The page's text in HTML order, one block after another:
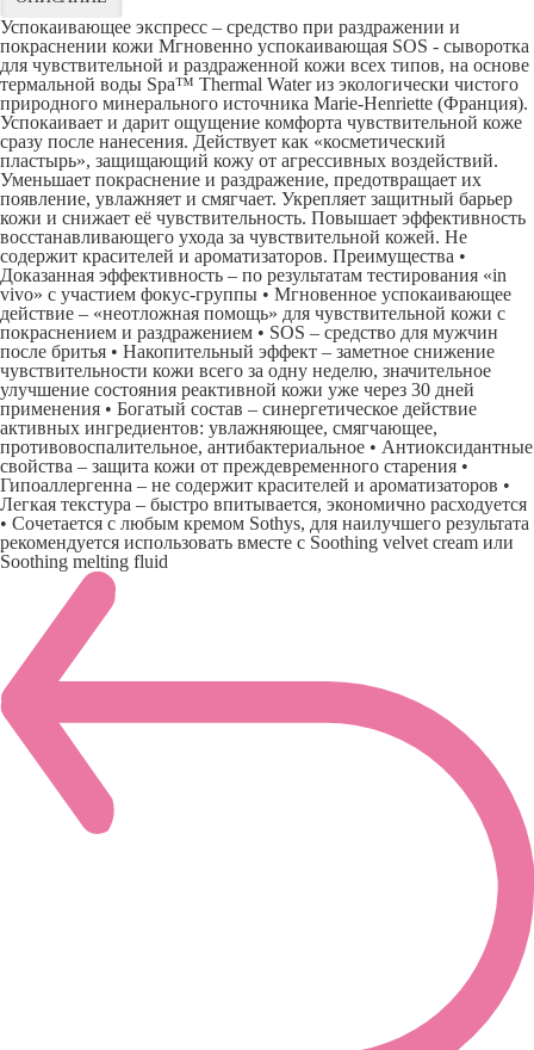
Успокаивающее экспресс – средство при раздражении и
покраснении кожи Мгновенно успокаивающая SOS - сыворотка
для чувствительной и раздраженной кожи всех типов, на основе
термальной воды Spa™ Thermal Water из экологически чистого
природного минерального источника Marie-Henriette (Франция).
Успокаивает и дарит ощущение комфорта чувствительной коже
сразу после нанесения. Действует как «косметический
пластырь», защищающий кожу от агрессивных воздействий.
Уменьшает покраснение и раздражение, предотвращает их
появление, увлажняет и смягчает. Укрепляет защитный барьер
кожи и снижает её чувствительность. Повышает эффективность
восстанавливающего ухода за чувствительной кожей. Не
содержит красителей и ароматизаторов. Преимущества •
Доказанная эффективность – по результатам тестирования «in
vivo» с участием фокус-группы • Мгновенное успокаивающее
действие – «неотложная помощь» для чувствительной кожи с
покраснением и раздражением • SOS – средство для мужчин
после бритья • Накопительный эффект – заметное снижение
чувствительности кожи всего за одну неделю, значительное
улучшение состояния реактивной кожи уже через 30 дней
применения • Богатый состав – синергетическое действие
активных ингредиентов: увлажняющее, смягчающее,
противовоспалительное, антибактериальное • Антиоксидантные
свойства – защита кожи от преждевременного старения •
Гипоаллергенна – не содержит красителей и ароматизаторов •
Легкая текстура – быстро впитывается, экономично расходуется
• Сочетается с любым кремом Sothys, для наилучшего результата
рекомендуется использовать вместе с Soothing velvet cream или
Soothing melting fluid